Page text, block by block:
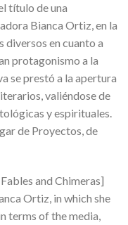
título de una
Bianca Ortiz, en la
diversos en cuanto a
protagonismo a la
se prestó a la apertura
valiéndose de
y espirituales.
de Proyectos, de
and Chimeras]
Ortiz, in which she
terms of the media,